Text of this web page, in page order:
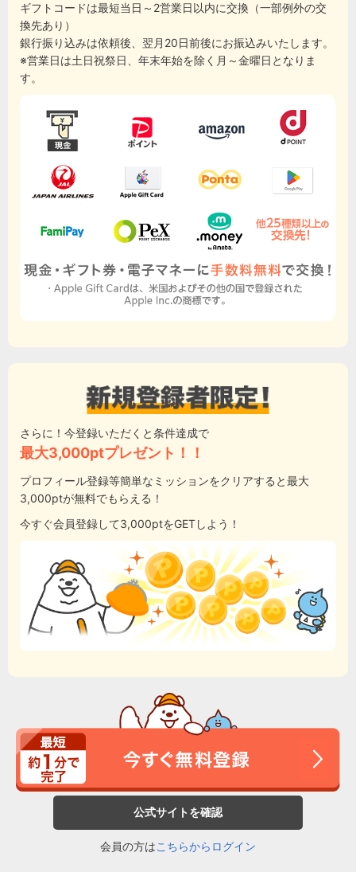
ギフトコードは最短当日～2営業日以内に交換（一部例外の交
換先あり）
銀行振り込みは依頼後、翌月20日前後にお振込みいたします。
※営業日は土日祝祭日、年末年始を除く月～金曜日となりま
す。
さらに！今登録いただくと条件達成で
最大3,000ptプレゼント！！
プロフィール登録等簡単なミッションをクリアすると最大
3,000ptが無料でもらえる！
今すぐ会員登録して3,000ptをGETしよう！
公式サイトを確認
会員の方はこちらからログイン